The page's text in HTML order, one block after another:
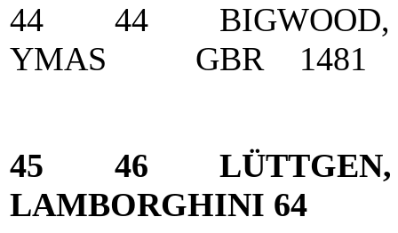
44 44 BIGWOOD,
YMAS GBR 1481
45 46 LÜTTGEN,
LAMBORGHINI 64